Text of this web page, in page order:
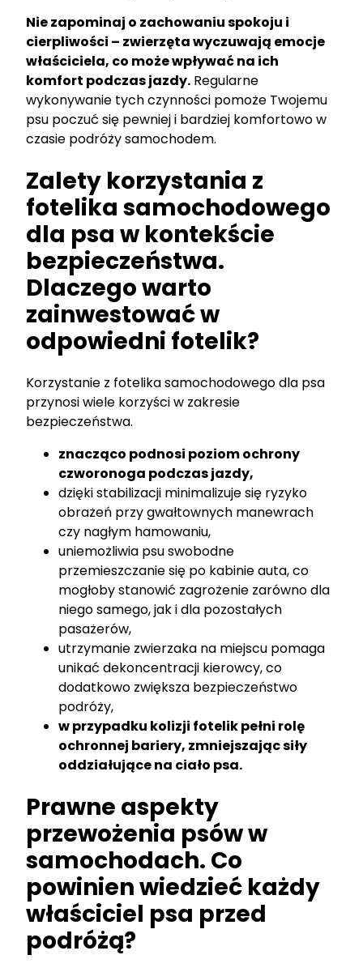
Nie zapominaj o zachowaniu spokoju i
cierpliwości – zwierzęta wyczuwają emocje
właściciela, co może wpływać na ich
komfort podczas jazdy. Regularne
wykonywanie tych czynności pomoże Twojemu
psu poczuć się pewniej i bardziej komfortowo w
czasie podróży samochodem.
Zalety korzystania z
fotelika samochodowego
dla psa w kontekście
bezpieczeństwa.
Dlaczego warto
zainwestować w
odpowiedni fotelik?
Korzystanie z fotelika samochodowego dla psa
przynosi wiele korzyści w zakresie
bezpieczeństwa.
znacząco podnosi poziom ochrony
czworonoga podczas jazdy,
dzięki stabilizacji minimalizuje się ryzyko
obrażeń przy gwałtownych manewrach
czy nagłym hamowaniu,
uniemożliwia psu swobodne
przemieszczanie się po kabinie auta, co
mogłoby stanowić zagrożenie zarówno dla
niego samego, jak i dla pozostałych
pasażerów,
utrzymanie zwierzaka na miejscu pomaga
unikać dekoncentracji kierowcy, co
dodatkowo zwiększa bezpieczeństwo
podróży,
w przypadku kolizji fotelik pełni rolę
ochronnej bariery, zmniejszając siły
oddziałujące na ciało psa.
Prawne aspekty
przewożenia psów w
samochodach. Co
powinien wiedzieć każdy
właściciel psa przed
podróżą?